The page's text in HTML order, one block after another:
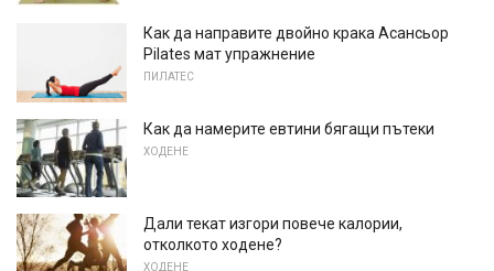
Как да направите двойно крака Асансьор
Pilates мат упражнение
ПИЛАТЕС
Как да намерите евтини бягащи пътеки
ХОДЕНЕ
Дали текат изгори повече калории,
отколкото ходене?
ХОДЕНЕ